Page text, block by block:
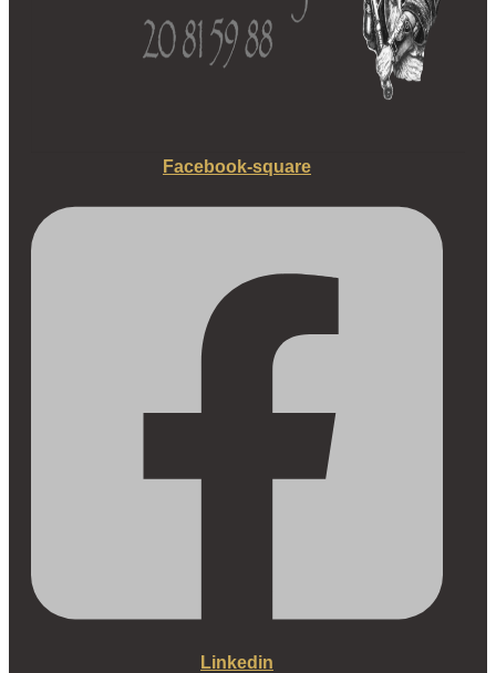
Facebook-square
Linkedin